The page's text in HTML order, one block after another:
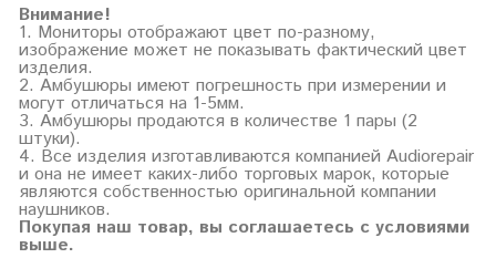
Внимание!
1. Мониторы отображают цвет по-разному,
изображение может не показывать фактический цвет
изделия.
2. Амбушюры имеют погрешность при измерении и
могут отличаться на 1-5мм.
3. Амбушюры продаются в количестве 1 пары (2
штуки).
4. Все изделия изготавливаются компанией Audiorepair
и она не имеет каких-либо торговых марок, которые
являются собственностью оригинальной компании
наушников.
Покупая наш товар, вы соглашаетесь с условиями
выше.